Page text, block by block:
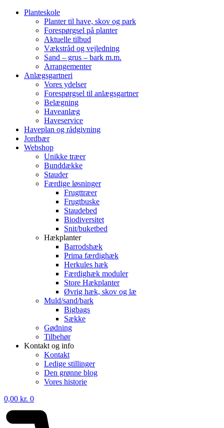
Planteskole
Planter til have, skov og park
Forespørgsel på planter
Aktuelle tilbud
Vækstråd og vejledning
Sand – grus – bark m.m.
Arrangementer
Anlægsgartneri
Vores ydelser
Forespørgsel til anlægsgartner
Belægning
Haveanlæg
Haveservice
Haveplan og rådgivning
Jordbær
Webshop
Unikke træer
Bunddække
Stauder
Færdige løsninger
Frugttræer
Frugtbuske
Staudebed
Biodiversitet
Snit/buketbed
Hækplanter
Barrodshæk
Prima færdighæk
Herkules hæk
Færdighæk moduler
Store Hækplanter
Øvrig hæk, skov og læ
Muld/sand/bark
Bigbags
Sække
Gødning
Tilbehør
Kontakt og info
Kontakt
Ledige stillinger
Den grønne blog
Vores historie
0,00 kr. 0